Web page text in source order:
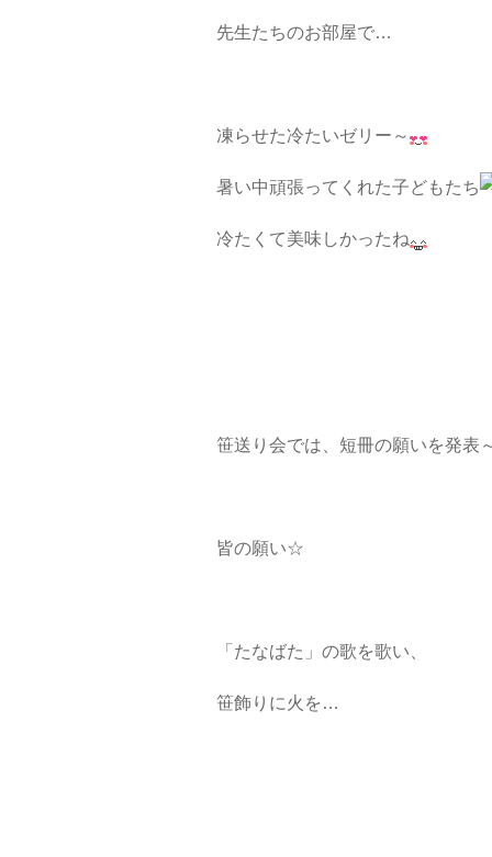
先生たちのお部屋で…
凍らせた冷たいゼリー～
暑い中頑張ってくれた子どもたち
冷たくて美味しかったね
笹送り会では、短冊の願いを発表
皆の願い☆
「たなばた」の歌を歌い、
笹飾りに火を…